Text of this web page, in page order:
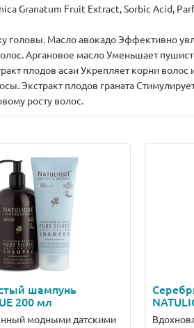
Granatum Fruit Extract, Sorbic Acid,
Масло авокадо Эффективно
Аргановое масло Уменьшает
плодов асаи Укрепляет корни
Экстракт плодов граната
росту волос.
шампунь
200 мл
модными датскими